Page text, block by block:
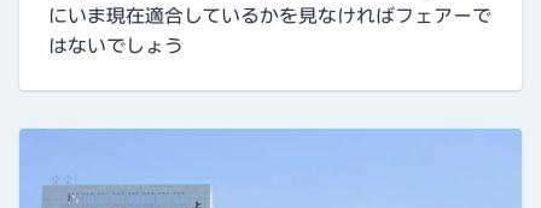
にいま現在適合しているかを見なければフェアーで
はないでしょう